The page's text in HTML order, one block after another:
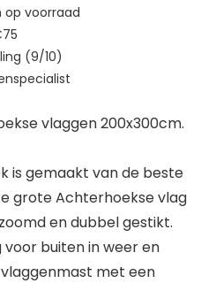
op voorraad
(9/10)
vlaggen 200x300cm.
is gemaakt van de beste
grote Achterhoekse vlag
en dubbel gestikt.
buiten in weer en
met een